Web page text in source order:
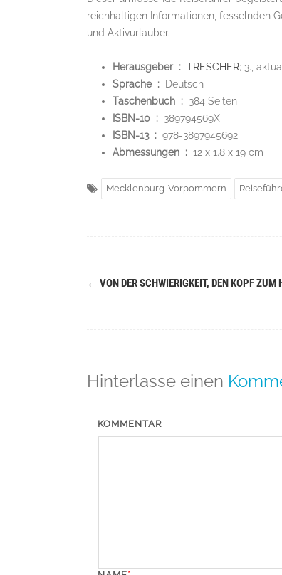
reichhaltigen Informationen, fesselnden
und Aktivurlauber.
Herausgeber ‏ : ‎ TRESCHER; 3.,
Sprache ‏ : ‎
Deutsch
Taschenbuch ‏ : ‎ 384 Seiten
ISBN-10 ‏ : ‎ 389794569X
ISBN-13 ‏ : ‎ 978-3897945692
Abmessungen ‏ : ‎ 12 x 1.8 x 19 cm
Mecklenburg-Vorpommern
← VON DER SCHWIERIGKEIT, DEN KOPF ZUM
Hinterlasse einen
KOMMENTAR